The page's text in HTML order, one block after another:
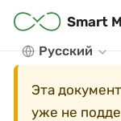
Smart
Русский
Эта
уже не